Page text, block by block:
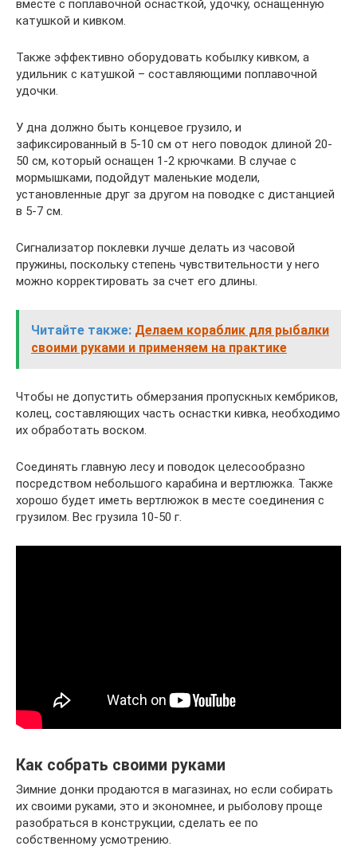
вместе с поплавочной оснасткой, удочку, оснащенную
катушкой и кивком.
Также эффективно оборудовать кобылку кивком, а
удильник с катушкой – составляющими поплавочной
удочки.
У дна должно быть концевое грузило, и
зафиксированный в 5-10 см от него поводок длиной 20-
50 см, который оснащен 1-2 крючками. В случае с
мормышками, подойдут маленькие модели,
установленные друг за другом на поводке с дистанцией
в 5-7 см.
Сигнализатор поклевки лучше делать из часовой
пружины, поскольку степень чувствительности у него
можно корректировать за счет его длины.
Читайте также: Делаем кораблик для рыбалки
своими руками и применяем на практике
Чтобы не допустить обмерзания пропускных кембриков,
колец, составляющих часть оснастки кивка, необходимо
их обработать воском.
Соединять главную лесу и поводок целесообразно
посредством небольшого карабина и вертлюжка. Также
хорошо будет иметь вертлюжок в месте соединения с
грузилом. Вес грузила 10-50 г.
Как собрать своими руками
Зимние донки продаются в магазинах, но если собирать
их своими руками, это и экономнее, и рыболову проще
разобраться в конструкции, сделать ее по
собственному усмотрению.